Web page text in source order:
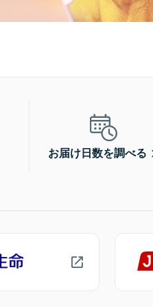
お届け日数を調べる